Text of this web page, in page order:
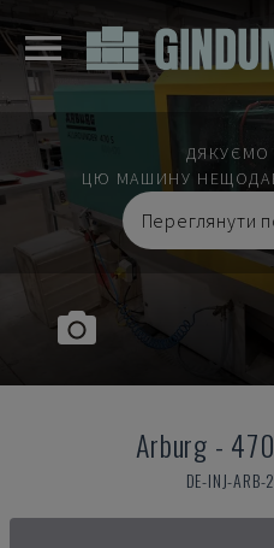
ДЯКУЄМО
ЦЮ МАШИНУ
Переглянути
Arburg -
DE-INJ-